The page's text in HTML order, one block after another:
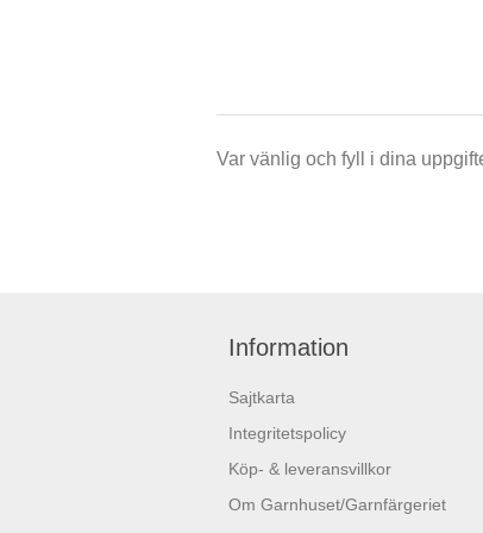
Var vänlig och fyll i dina
Information
Sajtkarta
Integritetspolicy
Köp- & leveransvillkor
Om Garnhuset/Garnfärgeriet